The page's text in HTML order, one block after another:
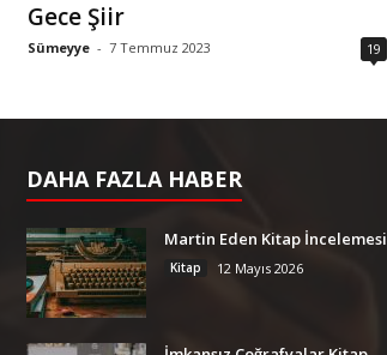
Gece Şiir
Sümeyye - 7 Temmuz 2023 19
DAHA FAZLA HABER
Martin Eden Kitap İncelemesi
Kitap 12 Mayıs 2026